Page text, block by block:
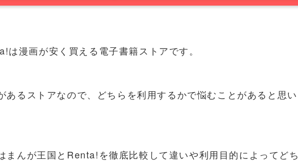
は漫画が安く買える電子書籍ストアです。
あるストアなので、どちらを利用するかで悩むことがあると思い
まんが王国とRenta!を徹底比較して違いや利用目的によってどち